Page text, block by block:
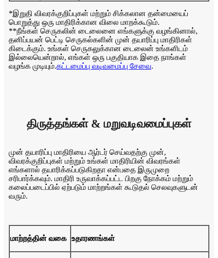
*இறுதி விவரக்குறிப்புகள் மற்றும் சிக்கலான தன்மையைப்
பொறுத்து ஒரு மாதிரிக்கான விலை மாறக்கூடும்.
**நீங்கள் செருகலின் டைலைனை எங்களுக்கு வழங்கினால்,
தனிப்பயன் பெட்டி செருகல்களின் முன் தயாரிப்பு மாதிரிகள்
கிடைக்கும். உங்கள் செருகலுக்கான டைலைன் உங்களிடம்
இல்லையென்றால், எங்கள் ஒரு பகுதியாக இதை நாங்கள்
வழங்க முடியும்.கட்டமைப்பு வடிவமைப்பு சேவை.
திருத்தங்கள் & மறுவடிவமைப்புகள்
முன் தயாரிப்பு மாதிரியை ஆர்டர் செய்வதற்கு முன்,
விவரக்குறிப்புகள் மற்றும் உங்கள் மாதிரியின் விவரங்கள்
எங்களால் தயாரிக்கப்படுகிறதா என்பதை இருமுறை
சரிபார்க்கவும். மாதிரி உருவாக்கப்பட்ட பிறகு நோக்கம் மற்றும்
கலைப்படைப்பில் ஏற்படும் மாற்றங்கள் கூடுதல் செலவுகளுடன்
வரும்.
மாற்றத்தின் வகை உதாரணங்கள்